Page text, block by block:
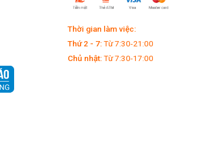
Thời gian làm việc:
Thứ 2 - 7:Từ 7:30-21:00
Chủ nhật:Từ 7:30-17:00